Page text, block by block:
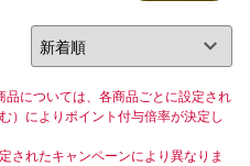
品については、各商品ごとに設定され
）によりポイント付与倍率が決定し
されたキャンペーンにより異なりま